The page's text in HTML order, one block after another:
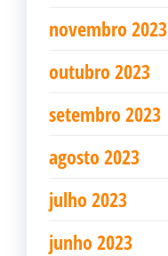
novembro 2023
outubro 2023
setembro 2023
agosto 2023
julho 2023
junho 2023